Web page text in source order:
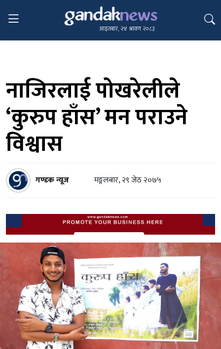
आइतबार, २४ श्रावण २०८३
नाजिरलाई पोखरेलीले
‘कुरुप हाँस’ मन पराउने
विश्वास
गण्डक न्यूज मङ्गलबार, २९ जेठ २०७५